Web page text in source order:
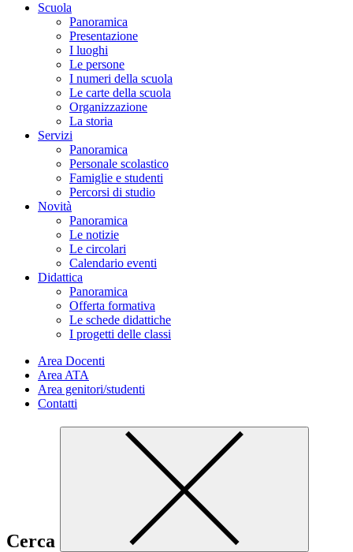
Scuola
Panoramica
Presentazione
I luoghi
Le persone
I numeri della scuola
Le carte della scuola
Organizzazione
La storia
Servizi
Panoramica
Personale scolastico
Famiglie e studenti
Percorsi di studio
Novità
Panoramica
Le notizie
Le circolari
Calendario eventi
Didattica
Panoramica
Offerta formativa
Le schede didattiche
I progetti delle classi
Area Docenti
Area ATA
Area genitori/studenti
Contatti
Cerca